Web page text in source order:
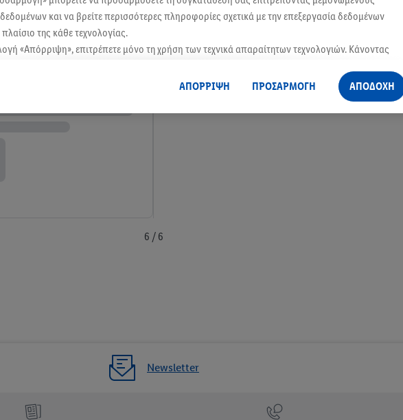
6 / 6
Newsletter
και να βρείτε περισσότερες πληροφορίες σχετικά με την επεξεργασία δεδομένων
της κάθε τεχνολογίας.
«Απόρριψη», επιτρέπετε μόνο τη χρήση των τεχνικά απαραίτητων τεχνολογιών. Κάνοντας
μεταξύ άλλων για την περίοδο αποθήκευσης των δεδομένων και το δικαίωμά σας να
πολιτική απορρήτου
νομικά στοιχεία της εταιρείας μας εδώ.
ΑΠΟΡΡΙΨΗ ΠΡΟΣΑΡΜΟΓΗ ΑΠΟΔΟΧΗ